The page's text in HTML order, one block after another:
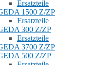
Ersatzteile
1500 Z/ZP
Ersatzteile
300 Z/ZP
Ersatzteile
3700 Z/ZP
500 Z/ZP